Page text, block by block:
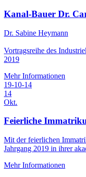
Kanal-Bauer Dr.
Dr. Sabine Heymann
Vortragsreihe des
2019
Mehr Informationen
19-10-14
14
Okt.
Feierliche
Mit der feierlichen
Jahrgang 2019 in ihrer
Mehr Informationen